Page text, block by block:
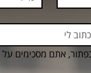
אתם מסכימים על